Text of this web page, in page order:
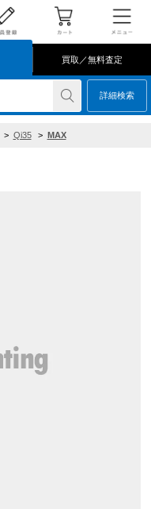
買取／無料査定
詳細検索
> Qi35 > MAX